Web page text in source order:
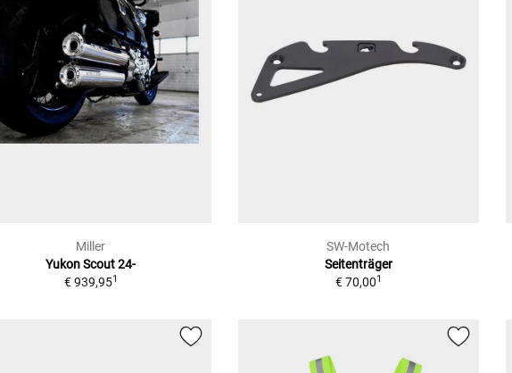
Miller
Yukon Scout 24-
€ 939,951
SW-Motech
Seitenträger
€ 70,001